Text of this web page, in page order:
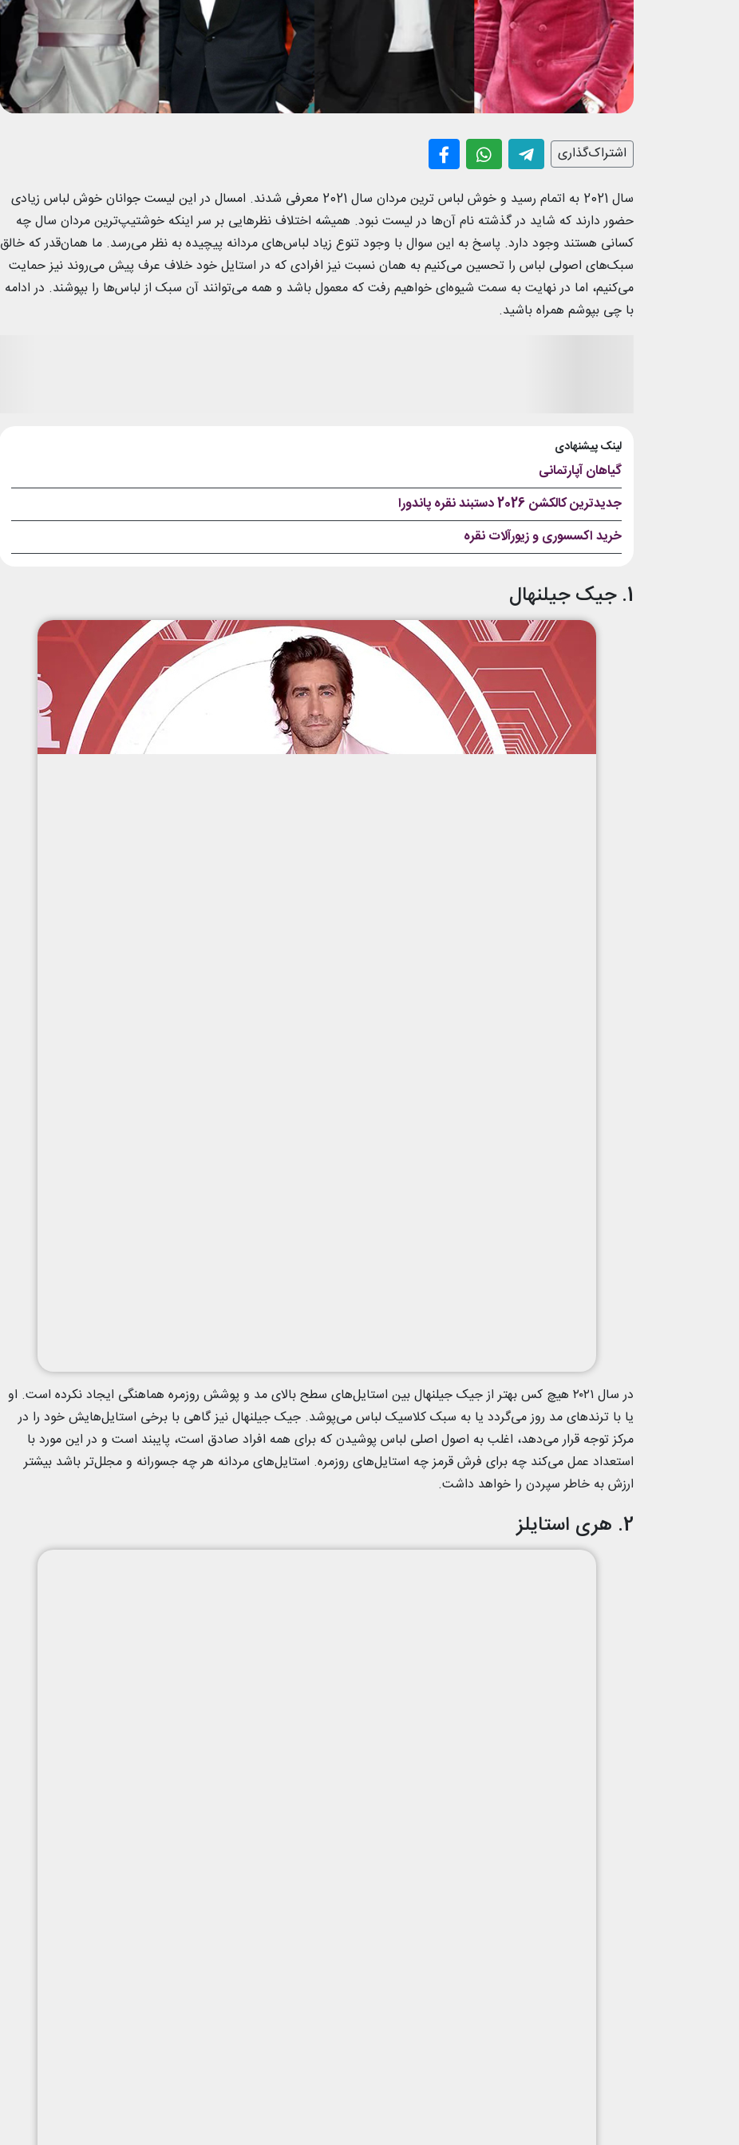
اشتراک‌گذاری
سال 2021 به اتمام رسید و خوش لباس ترین مردان سال 2021 معرفی شدند. امسال در این لیست جوانان خوش لباس زیادی
حضور دارند که شاید در گذشته نام آن‌ها در لیست نبود. همیشه اختلاف نظرهایی بر سر اینکه خوشتیپ‌ترین مردان سال چه
کسانی هستند وجود دارد. پاسخ به این سوال با وجود تنوع زیاد لباس‌های مردانه پیچیده به نظر می‌رسد. ما همان‌قدر که خالق
سبک‌های اصولی لباس را تحسین می‌کنیم به همان نسبت نیز افرادی که در استایل خود خلاف عرف پیش می‌روند نیز حمایت
می‌کنیم، اما در نهایت به سمت شیوه‌ای خواهیم رفت که معمول باشد و همه می‌توانند آن سبک از لباس‌ها را بپوشند. در ادامه
با چی بپوشم همراه باشید.
لینک پیشنهادی
گیاهان آپارتمانی
جدیدترین کالکشن 2026 دستبند نقره پاندورا
خرید اکسسوری و زیورآلات نقره
1. جیک جیلنهال
در سال ۲۰۲۱ هیچ کس بهتر از جیک جیلنهال بین استایل‌های سطح بالای مد و پوشش روزمره هماهنگی ایجاد نکرده است. او
یا با ترندهای مد روز می‌گردد یا به سبک کلاسیک لباس می‌پوشد. جیک جیلنهال نیز گاهی با برخی استایل‌هایش خود را در
مرکز توجه قرار می‌دهد، اغلب به اصول اصلی لباس پوشیدن که برای همه افراد صادق است، پایبند است و در این مورد با
استعداد عمل می‌کند چه برای فرش قرمز چه استایل‌های روزمره. استایل‌های مردانه هر چه جسورانه و مجلل‌تر باشد بیشتر
ارزش به خاطر سپردن را خواهد داشت.
2. هری استایلز